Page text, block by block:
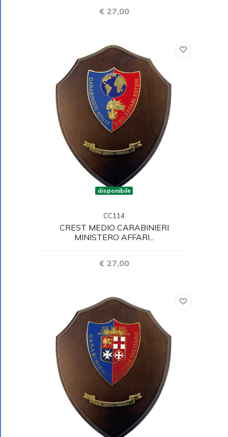
€ 27,00
disponibile
CC114
CREST MEDIO CARABINIERI
MINISTERO AFFARI...
€ 27,00